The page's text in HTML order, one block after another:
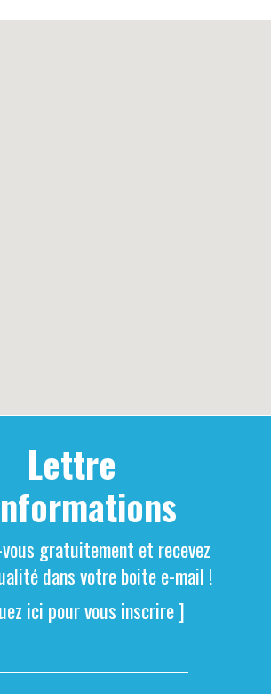
Lettre
gratuitement et recevez
dans votre boite e-mail !
ici pour vous inscrire ]